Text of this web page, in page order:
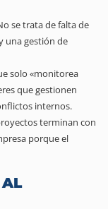
se trata de falta de
una gestión de
solo «monitorea
que gestionen
internos.
terminan con
porque el
AL